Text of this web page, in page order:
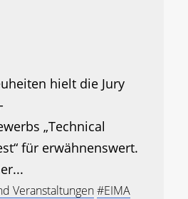
hielt die Jury
„Technical
für erwähnenswert.
Veranstaltungen#EIMA